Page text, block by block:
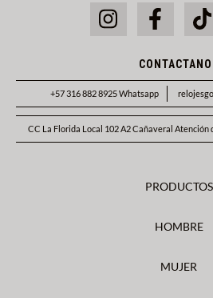
+57 316 882 8925 Whatsapp
CC La Florida Local 102 A2 Cañaveral Atención
PRODUCTOS
HOMBRE
MUJER